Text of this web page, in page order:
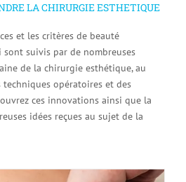
LA CHIRURGIE ESTHETIQUE
et les critères de beauté
sont suivis par de nombreuses
de la chirurgie esthétique, au
techniques opératoires et des
ces innovations ainsi que la
idées reçues au sujet de la